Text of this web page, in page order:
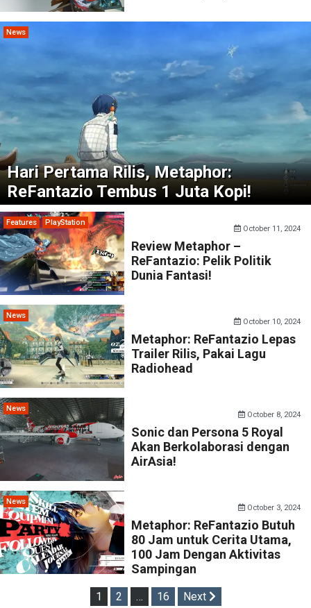
News
Hari Pertama Rilis, Metaphor:
ReFantazio Tembus 1 Juta Kopi!
Features PlayStation
October 11, 2024
Review Metaphor –
ReFantazio: Pelik Politik
Dunia Fantasi!
News
October 10, 2024
Metaphor: ReFantazio Lepas
Trailer Rilis, Pakai Lagu
Radiohead
News
October 8, 2024
Sonic dan Persona 5 Royal
Akan Berkolaborasi dengan
AirAsia!
News
October 3, 2024
Metaphor: ReFantazio Butuh
80 Jam untuk Cerita Utama,
100 Jam Dengan Aktivitas
Sampingan
Posts
1 2 … 16 Next